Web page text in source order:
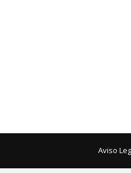
Aviso